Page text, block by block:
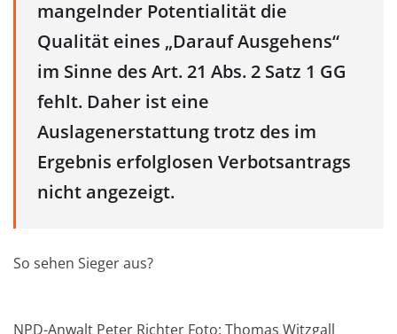
mangelnder Potentialität die
Qualität eines „Darauf Ausgehens“
im Sinne des Art. 21 Abs. 2 Satz 1 GG
fehlt. Daher ist eine
Auslagenerstattung trotz des im
Ergebnis erfolglosen Verbotsantrags
nicht angezeigt.
So sehen Sieger aus?
NPD-Anwalt Peter Richter Foto: Thomas Witzgall